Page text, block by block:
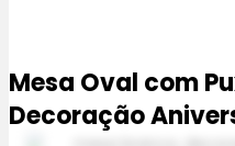
Mesa Oval com
Decoração